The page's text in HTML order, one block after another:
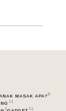
MASAK APA? 9
11
1
11